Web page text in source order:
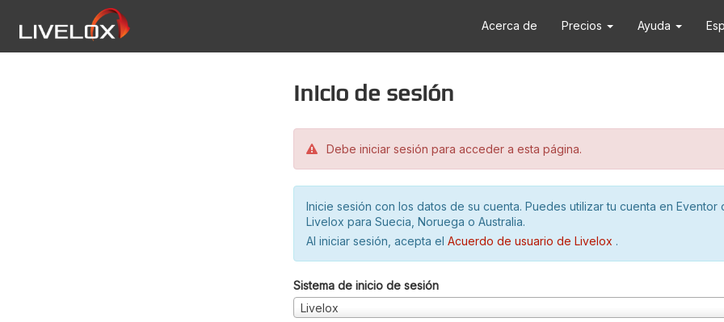
Acerca de Precios Ayuda
Inicio de sesión
Debe iniciar sesión para acceder a esta página.
Inicie sesión con los datos de su cuenta. Puedes utilizar tu cuenta en Eventor
Livelox para Suecia, Noruega o Australia.
Al iniciar sesión, acepta el Acuerdo de usuario de Livelox .
Sistema de inicio de sesión
Livelox